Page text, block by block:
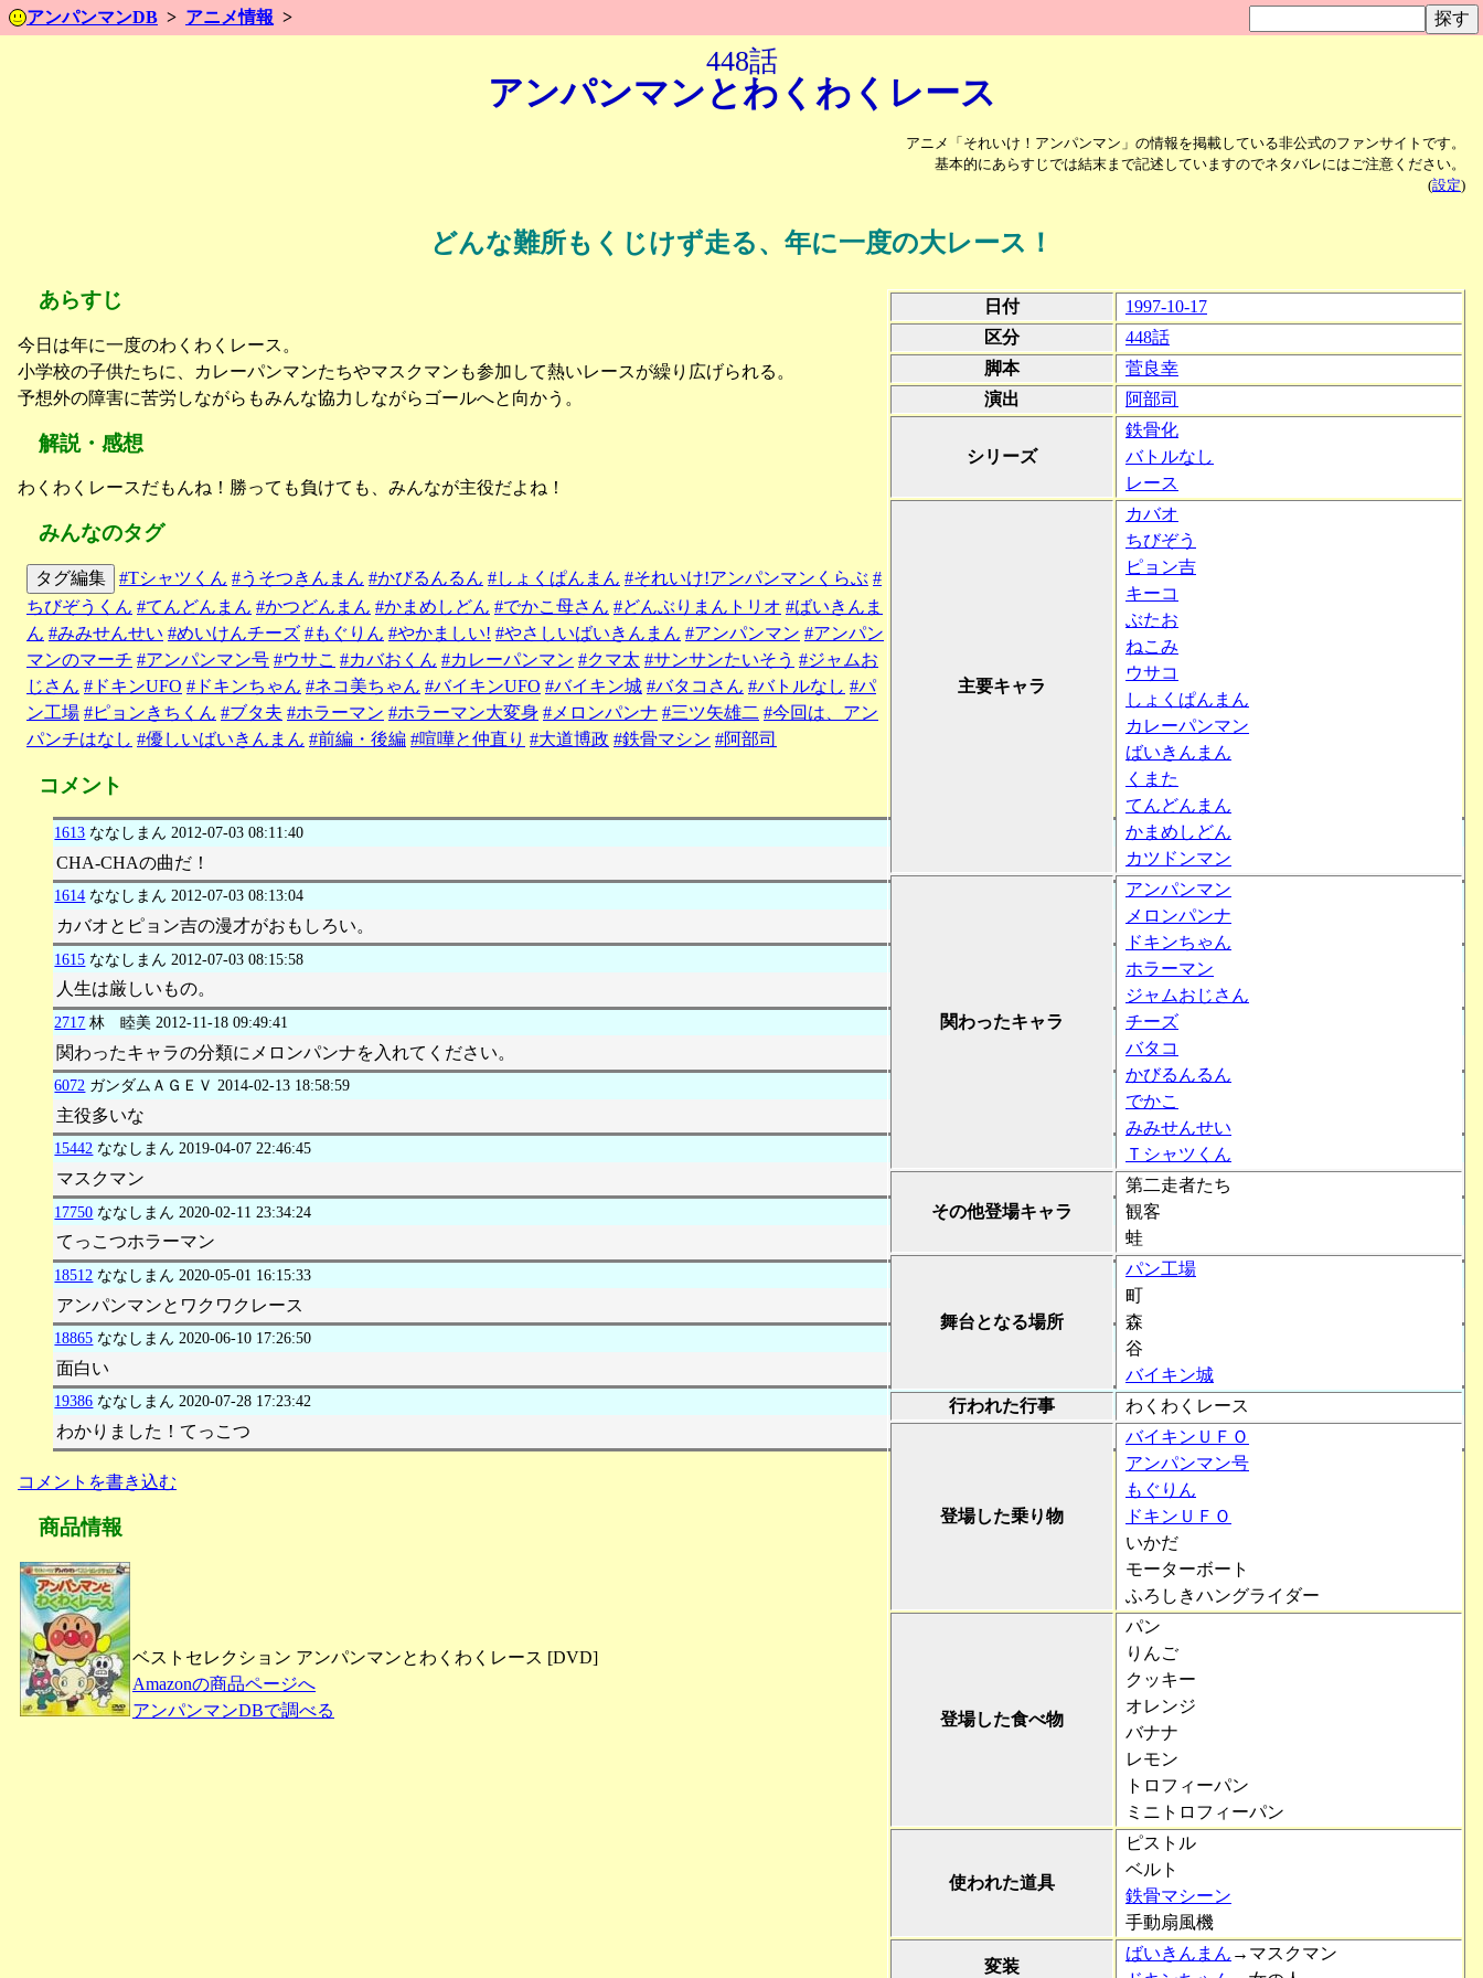
アンパンマンDB アニメ情報
448話
アンパンマンとわくわくレース
アニメ「それいけ！アンパンマン」の情報を掲載している非公式のファンサイトです。
基本的にあらすじでは結末まで記述していますのでネタバレにはご注意ください。
(設定)
どんな難所もくじけず走る、年に一度の大レース！
日付
1997-10-17
区分
448話
脚本
菅良幸
演出
阿部司
シリーズ
鉄骨化
バトルなし
レース
主要キャラ
カバオ
ちびぞう
ピョン吉
キーコ
ぶたお
ねこみ
ウサコ
しょくぱんまん
カレーパンマン
ばいきんまん
くまた
てんどんまん
かまめしどん
カツドンマン
関わったキャラ
アンパンマン
メロンパンナ
ドキンちゃん
ホラーマン
ジャムおじさん
チーズ
バタコ
かびるんるん
でかこ
みみせんせい
Ｔシャツくん
その他登場キャラ
第二走者たち
観客
蛙
舞台となる場所
パン工場
町
森
谷
バイキン城
行われた行事
わくわくレース
登場した乗り物
バイキンＵＦＯ
アンパンマン号
もぐりん
ドキンＵＦＯ
いかだ
モーターボート
ふろしきハングライダー
登場した食べ物
パン
りんご
クッキー
オレンジ
バナナ
レモン
トロフィーパン
ミニトロフィーパン
使われた道具
ピストル
ベルト
鉄骨マシーン
手動扇風機
変装
ばいきんまん →マスクマン
あらすじ
今日は年に一度のわくわくレース。
小学校の子供たちに、カレーパンマンたちやマスクマンも参加して熱いレースが繰り広げられる。
予想外の障害に苦労しながらもみんな協力しながらゴールへと向かう。
解説・感想
わくわくレースだもんね！勝っても負けても、みんなが主役だよね！
みんなのタグ
タグ編集 #Tシャツくん #うそつきんまん #かびるんるん #しょくぱんまん #それいけ!アンパンマンくらぶ #
ちびぞうくん #てんどんまん #かつどんまん #かまめしどん #でかこ母さん #どんぶりまんトリオ #ばいきんま
ん #みみせんせい #めいけんチーズ #もぐりん #やかましい! #やさしいばいきんまん #アンパンマン #アンパン
マンのマーチ #アンパンマン号 #ウサこ #カバおくん #カレーパンマン #クマ太 #サンサンたいそう #ジャムお
じさん #ドキンUFO #ドキンちゃん #ネコ美ちゃん #バイキンUFO #バイキン城 #バタコさん #バトルなし #パ
ン工場 #ピョンきちくん #ブタ夫 #ホラーマン #ホラーマン大変身 #メロンパンナ #三ツ矢雄二 #今回は、アン
パンチはなし #優しいばいきんまん #前編・後編 #喧嘩と仲直り #大道博政 #鉄骨マシン #阿部司
コメント
1613 ななしまん 2012-07-03 08:11:40
CHA-CHAの曲だ！
1614 ななしまん 2012-07-03 08:13:04
カバオとピョン吉の漫才がおもしろい。
1615 ななしまん 2012-07-03 08:15:58
人生は厳しいもの。
2717 林 睦美 2012-11-18 09:49:41
関わったキャラの分類にメロンパンナを入れてください。
6072 ガンダムＡＧＥＶ 2014-02-13 18:58:59
主役多いな
15442 ななしまん 2019-04-07 22:46:45
マスクマン
17750 ななしまん 2020-02-11 23:34:24
てっこつホラーマン
18512 ななしまん 2020-05-01 16:15:33
アンパンマンとワクワクレース
18865 ななしまん 2020-06-10 17:26:50
面白い
19386 ななしまん 2020-07-28 17:23:42
わかりました！てっこつ
コメントを書き込む
商品情報
ベストセレクション アンパンマンとわくわくレース [DVD]
Amazonの商品ページへ
アンパンマンDBで調べる